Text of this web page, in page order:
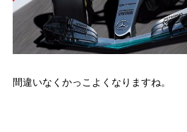
間違いなくかっこよくなりますね。